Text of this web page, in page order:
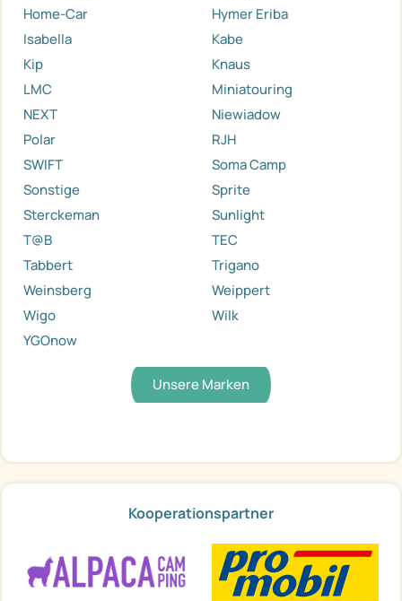
Home-Car
Hymer Eriba
Isabella
Kabe
Kip
Knaus
LMC
Miniatouring
NEXT
Niewiadow
Polar
RJH
SWIFT
Soma Camp
Sonstige
Sprite
Sterckeman
Sunlight
T@B
TEC
Tabbert
Trigano
Weinsberg
Weippert
Wigo
Wilk
YGOnow
Unsere Marken
Kooperationspartner